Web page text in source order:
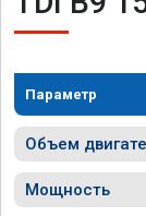
Параметр
Объем
Мощность